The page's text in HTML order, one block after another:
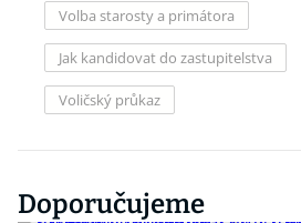
Volba starosty a primátora
Jak kandidovat do zastupitelstva
Voličský průkaz
Doporučujeme